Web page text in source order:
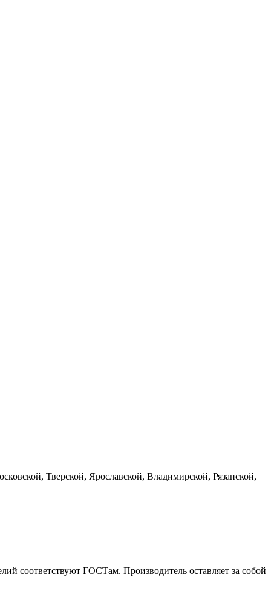
Тверской, Ярославской, Владимирской, Рязанской,
соответствуют ГОСТам. Производитель оставляет за собой